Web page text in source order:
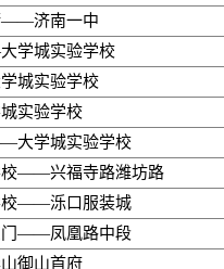
——济南一中
学城实验学校
城实验学校
实验学校
大学城实验学校
校——兴福寺路潍坊路
校——泺口服装城
门——凤凰路中段
御山首府